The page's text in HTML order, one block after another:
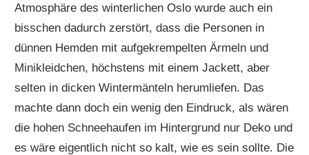
Atmosphäre des winterlichen Oslo wurde auch ein
bisschen dadurch zerstört, dass die Personen in
dünnen Hemden mit aufgekrempelten Ärmeln und
Minikleidchen, höchstens mit einem Jackett, aber
selten in dicken Wintermänteln herumliefen. Das
machte dann doch ein wenig den Eindruck, als wären
die hohen Schneehaufen im Hintergrund nur Deko und
es wäre eigentlich nicht so kalt, wie es sein sollte. Die